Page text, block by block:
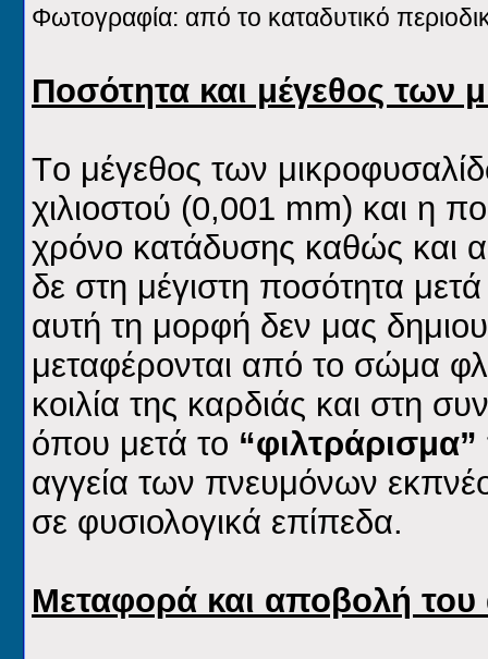
Φωτογραφία: από το καταδυτικό
Ποσότητα και μέγεθος των
Tο μέγεθος των
χιλιοστού (0,001 mm) και η
χρόνο κατάδυσης καθώς και
δε στη μέγιστη ποσότητα
αυτή τη μορφή δεν μας
μεταφέρονται από το σώμα
κοιλία της καρδιάς και στη
όπου μετά το “φιλτράρισμα”
αγγεία των πνευμόνων
σε φυσιολογικά επίπεδα.
Μεταφορά και αποβολή